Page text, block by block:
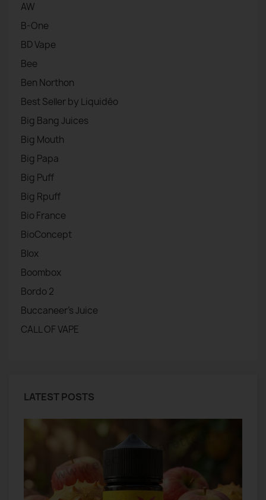
AW
B-One
BD Vape
Bee
Ben Northon
Best Seller by Liquidéo
Big Bang Juices
Big Mouth
Big Papa
Big Puff
Big Rpuff
Bio France
BioConcept
Blox
Boombox
Bordo 2
Buccaneer's Juice
CALL OF VAPE
LATEST POSTS